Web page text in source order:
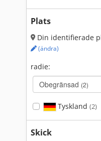
Plats
Din identifierade
(ändra)
radie:
Obegränsad (2)
Tyskland (2)
Skick